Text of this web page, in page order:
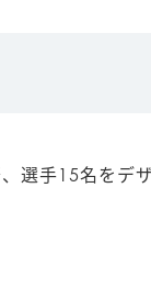
選手15名をデ